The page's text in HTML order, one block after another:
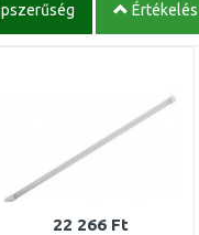
Értékelés
22 266 Ft